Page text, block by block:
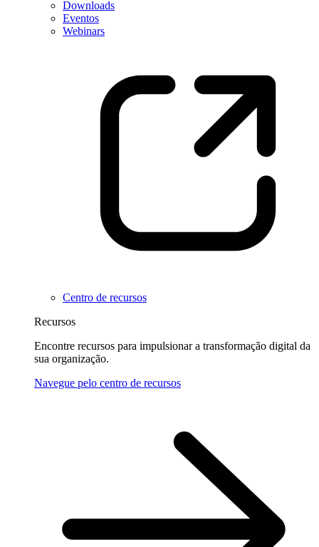
Downloads
Eventos
Webinars
Centro de recursos
Recursos
Encontre recursos para impulsionar a transformação digital da
sua organização.
Navegue pelo centro de recursos